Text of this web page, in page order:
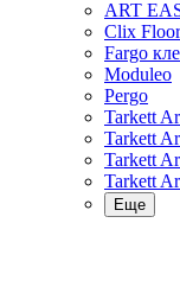
ART
Clix Floor
Fargo
Moduleo
Pergo
Tarkett
Tarkett
Tarkett
Tarkett
Еще